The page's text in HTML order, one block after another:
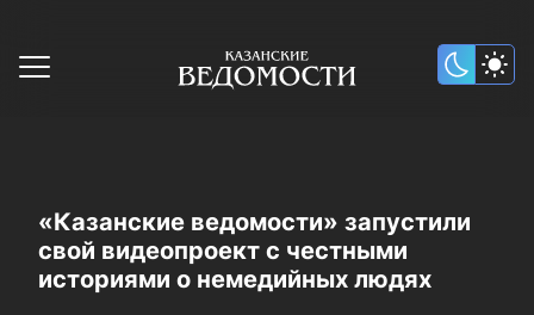
«Казанские ведомости» запустили
свой видеопроект с честными
историями о немедийных людях